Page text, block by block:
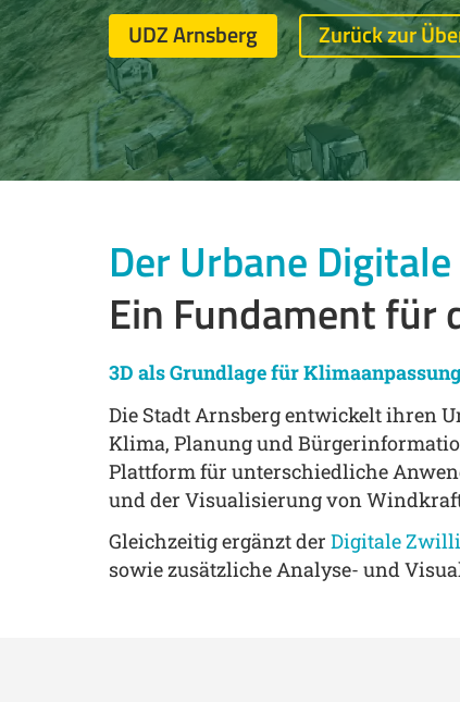
UDZ Arnsberg Zurück zur
Der Urbane
Ein Fundament für
3D als Grundlage für
Die Stadt Arnsberg entwickelt ihren
Klima, Planung und
Plattform für unterschiedliche
und der Visualisierung von
Gleichzeitig ergänzt der Digitale
sowie zusätzliche Analyse- und